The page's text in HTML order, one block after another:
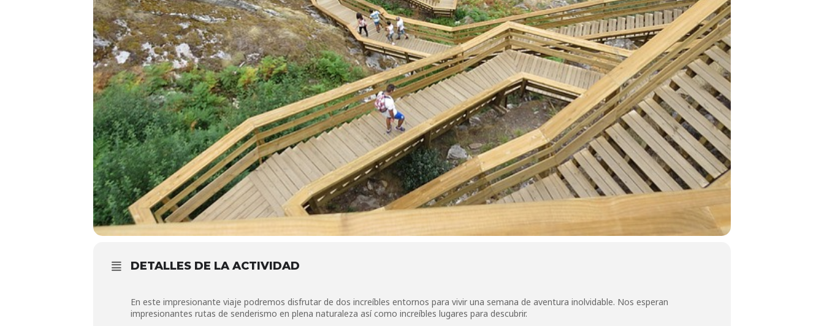
DETALLES DE LA ACTIVIDAD
En este impresionante viaje podremos disfrutar de dos increíbles entornos para vivir una semana de aventura inolvidable. Nos esperan
impresionantes rutas de senderismo en plena naturaleza así como increíbles lugares para descubrir.